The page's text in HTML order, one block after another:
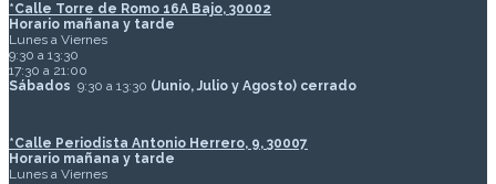
*Calle Torre de Romo 16A Bajo, 30002
Horario mañana y tarde
Lunes a Viernes
9:30 a 13:30
17:30 a 21:00
Sábados 9:30 a 13:30 (Junio, Julio y Agosto) cerrado
*Calle Periodista Antonio Herrero, 9, 30007
Horario mañana y tarde
Lunes a Viernes